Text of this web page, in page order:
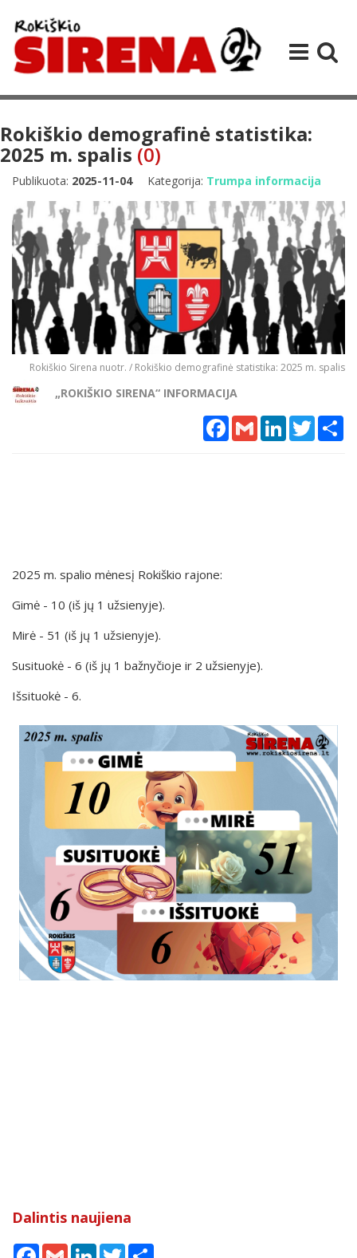
Rokiškio demografinė statistika:
2025 m. spalis (0)
Publikuota: 2025-11-04 Kategorija: Trumpa informacija
Rokiškio Sirena nuotr. / Rokiškio demografinė statistika: 2025 m. spalis
„ROKIŠKIO SIRENA“ INFORMACIJA
Facebook
Gmail LinkedInTwitter
2025 m. spalio mėnesį Rokiškio rajone:
Gimė - 10 (iš jų 1 užsienyje).
Mirė - 51 (iš jų 1 užsienyje).
Susituokė - 6 (iš jų 1 bažnyčioje ir 2 užsienyje).
Išsituokė - 6.
Dalintis naujiena
Facebook
Gmail LinkedInTwitter